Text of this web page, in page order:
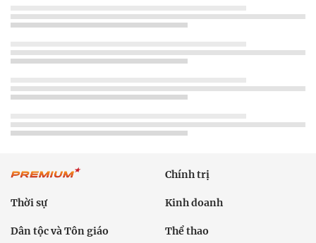
Chính trị
Thời sự Kinh doanh
Dân tộc và Tôn giáo Thể thao